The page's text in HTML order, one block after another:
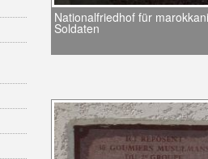
Nationalfriedhof für
Soldaten